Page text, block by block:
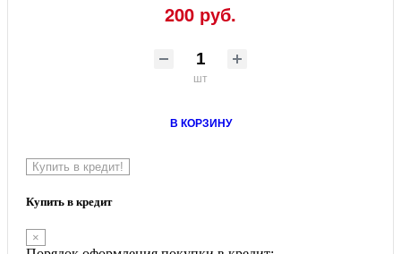
200 руб.
шт
В КОРЗИНУ
Купить в кредит!
Купить в кредит
×